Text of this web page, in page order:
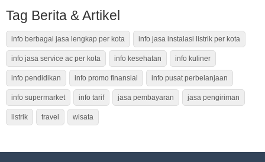
Tag Berita & Artikel
info berbagai jasa lengkap per kota info jasa instalasi listrik per kota
info jasa service ac per kota info kesehatan info kuliner
info pendidikan info promo finansial info pusat perbelanjaan
info supermarket info tarif jasa pembayaran jasa pengiriman
listrik travel wisata